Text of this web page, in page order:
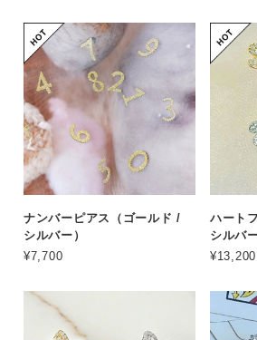
ナンバーピアス（ゴールド /
シルバー）
¥7,700
ハート
シルバ
¥13,200